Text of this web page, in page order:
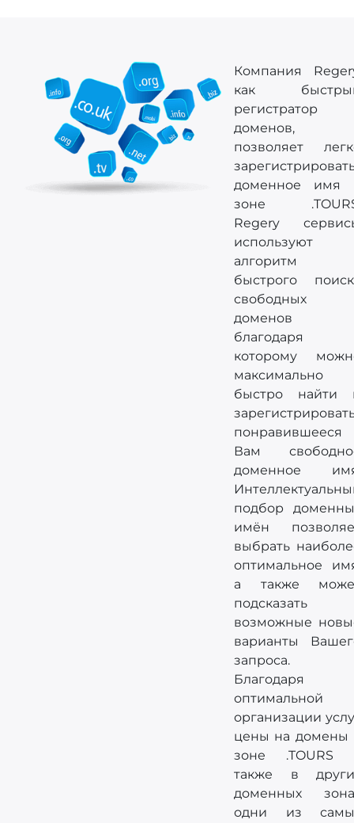
Компания
как
регистратор
доменов,
позволяет
доменное имя
зоне
Regery
используют
алгоритм
быстрого
свободных
доменов
благодаря
которому
максимально
быстро найти
понравившееся
Вам
доменное
подбор
имён
выбрать
оптимальное
а также
подсказать
возможные
варианты
запроса.
Благодаря
оптимальной
организации
цены на домены
зоне .TOURS
также в
доменных
одни из